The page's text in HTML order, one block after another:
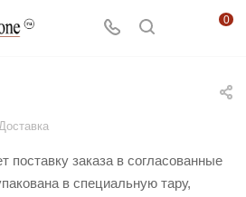
0
поставку заказа в согласованные
в специальную тару,